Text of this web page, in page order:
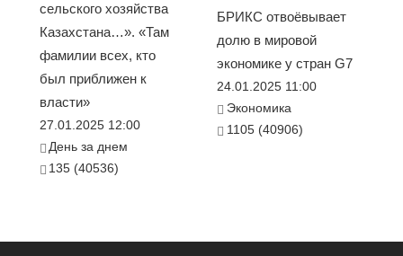
сельского хозяйства
Казахстана…». «Там
фамилии всех, кто
был приближен к
власти»
27.01.2025 12:00
День за днем
135 (40536)
БРИКС отвоёвывает
долю в мировой
экономике у стран G7
24.01.2025 11:00
Экономика
1105 (40906)